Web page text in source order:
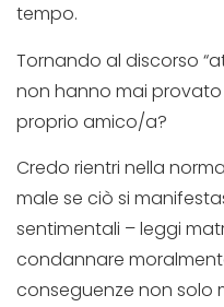
tempo.
Tornando al discorso
non hanno mai provato
proprio amico/a?
Credo rientri nella
male se ciò si
sentimentali – leggi
condannare
conseguenze non solo